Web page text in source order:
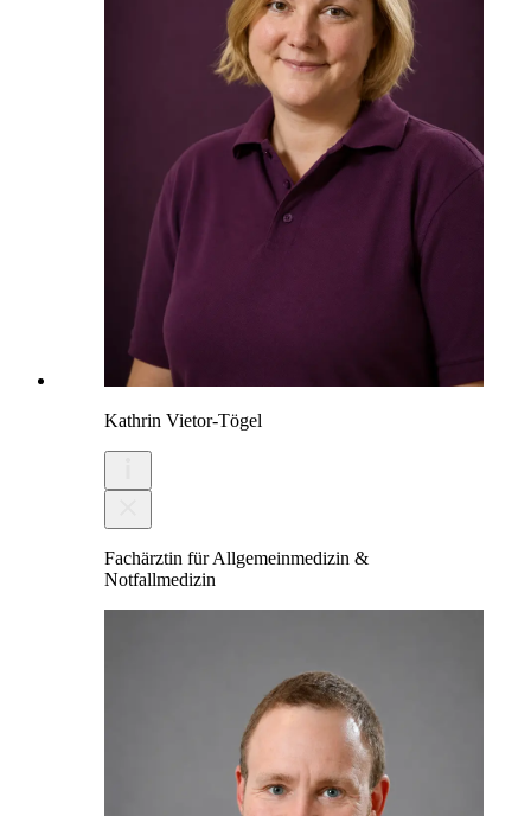
Kathrin Vietor-Tögel
Fachärztin für Allgemeinmedizin &
Notfallmedizin